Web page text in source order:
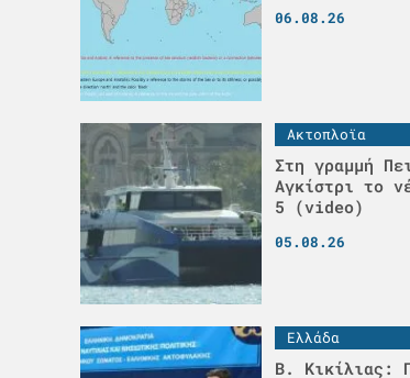
06.08.26
Ακτοπλοϊα
Στη γραμμή
Αγκίστρι το
5 (video)
05.08.26
Ελλάδα
Β. Κικίλιας: